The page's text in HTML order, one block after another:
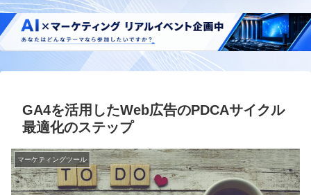
GA4を活用したWeb広告のPDCAサイクル
最適化のステップ
マーケティングツール